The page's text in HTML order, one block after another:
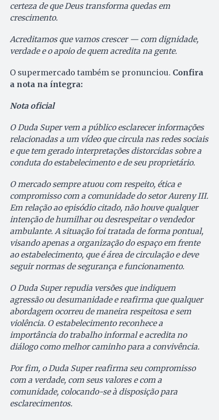
certeza de que Deus transforma quedas em
crescimento.
Acreditamos que vamos crescer — com dignidade,
verdade e o apoio de quem acredita na gente.
O supermercado também se pronunciou. Confira
a nota na íntegra:
Nota oficial
O Duda Super vem a público esclarecer informações
relacionadas a um vídeo que circula nas redes sociais
e que tem gerado interpretações distorcidas sobre a
conduta do estabelecimento e de seu proprietário.
O mercado sempre atuou com respeito, ética e
compromisso com a comunidade do setor Aureny III.
Em relação ao episódio citado, não houve qualquer
intenção de humilhar ou desrespeitar o vendedor
ambulante. A situação foi tratada de forma pontual,
visando apenas a organização do espaço em frente
ao estabelecimento, que é área de circulação e deve
seguir normas de segurança e funcionamento.
O Duda Super repudia versões que indiquem
agressão ou desumanidade e reafirma que qualquer
abordagem ocorreu de maneira respeitosa e sem
violência. O estabelecimento reconhece a
importância do trabalho informal e acredita no
diálogo como melhor caminho para a convivência.
Por fim, o Duda Super reafirma seu compromisso
com a verdade, com seus valores e com a
comunidade, colocando-se à disposição para
esclarecimentos.